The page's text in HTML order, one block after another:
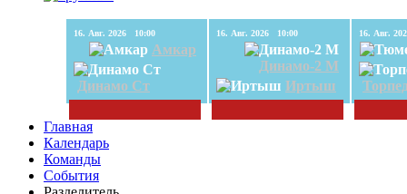
16. Авг. 2026 10:00
Амкар
Динамо Ст
16. Авг. 2026 10:00
Динамо-2 М
Иртыш
Главная
Календарь
Команды
События